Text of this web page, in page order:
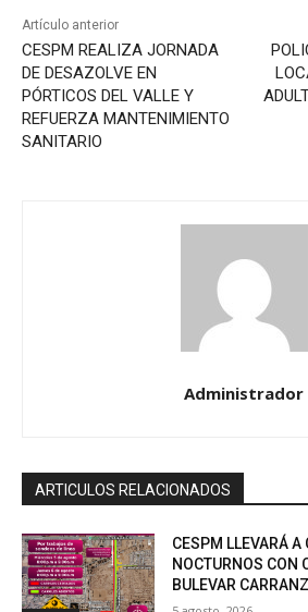
Artículo anterior
CESPM REALIZA JORNADA
DE DESAZOLVE EN
PÓRTICOS DEL VALLE Y
REFUERZA MANTENIMIENTO
SANITARIO
Administrador
ARTICULOS RELACIONADOS
CESPM LLEVARÁ
NOCTURNOS CON
BULEVAR